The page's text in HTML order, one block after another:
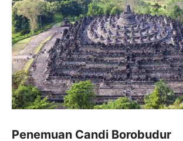
Penemuan Candi Borobudur